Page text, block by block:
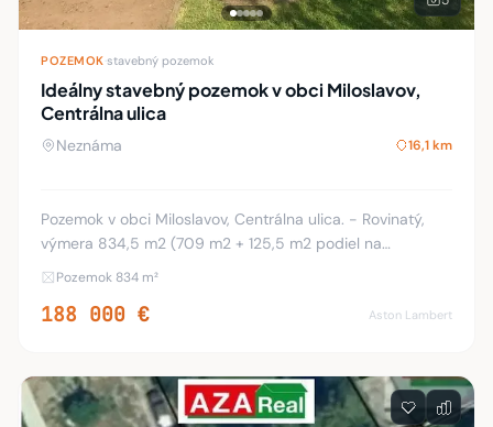
POZEMOK stavebný pozemok
Ideálny stavebný pozemok v obci Miloslavov,
Centrálna ulica
Neznáma 16,1 km
Pozemok v obci Miloslavov, Centrálna ulica. - Rovinatý,
výmera 834,5 m2 (709 m2 + 125,5 m2 podiel na
Pozemok 834 m²
188 000 € Aston Lambert